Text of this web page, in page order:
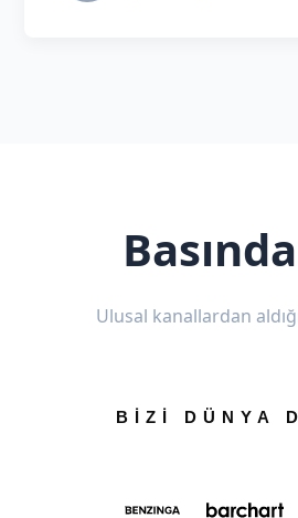
Ulusal kanallardan
BİZİ DÜNYA